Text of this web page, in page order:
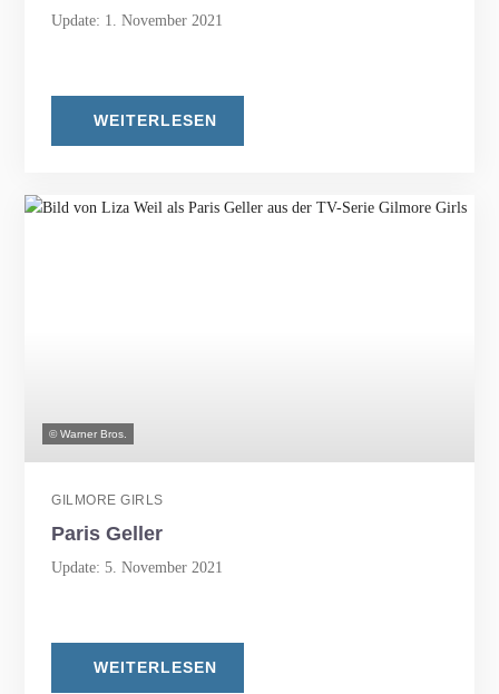
Update: 1. November 2021
WEITERLESEN
© Warner Bros.
GILMORE GIRLS
Paris Geller
Update: 5. November 2021
WEITERLESEN